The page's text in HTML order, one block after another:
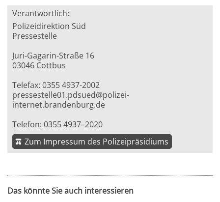
Verantwortlich:
Polizeidirektion Süd
Pressestelle
Juri-Gagarin-Straße 16
03046 Cottbus
Telefax: 0355 4937-2002
pressestelle01.pdsued@polizei-
internet.brandenburg.de
Telefon: 0355 4937–2020
Zum Impressum des Polizeipräsidiums
Das könnte Sie auch interessieren